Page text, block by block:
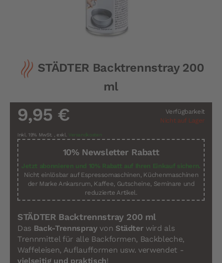
Anfang
STÄDTER Backtrennstray 200
ml
Verfügbarkeit
Nicht auf Lager
9,95 €
Inkl. 19% MwSt. , exkl. Versandkosten
10% Newsletter Rabatt
Jetzt abonnieren und 10% Rabatt auf Ihren Einkauf sichern.
Nicht einlösbar auf Espressomaschinen, Küchenmaschinen
der Marke Ankarsrum, Kaffee, Gutscheine, Seminare und
reduzierte Artikel.
STÄDTER Backtrennstray 200 ml
Das Back-Trennsprayvon Städterwird als
Trennmittel für alle Backformen, Backbleche,
Waffeleisen, Auflaufformen usw. verwendet -
vielseitig und praktisch!